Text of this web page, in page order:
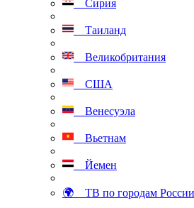
Сирия
Таиланд
Великобритания
США
Венесуэла
Вьетнам
Йемен
🌍 ТВ по городам России